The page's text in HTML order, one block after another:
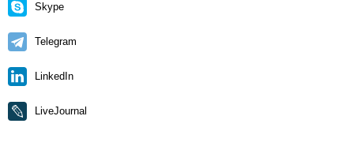
Skype
Telegram
LinkedIn
LiveJournal